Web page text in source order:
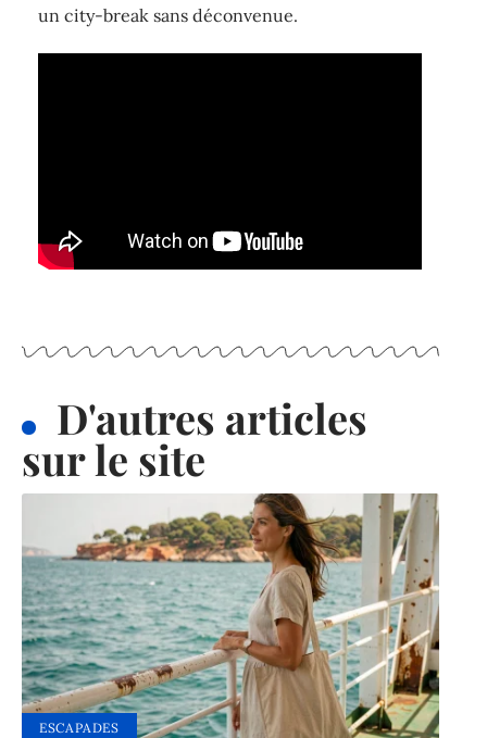
un city-break sans déconvenue.
D'autres articles
sur le site
ESCAPADES